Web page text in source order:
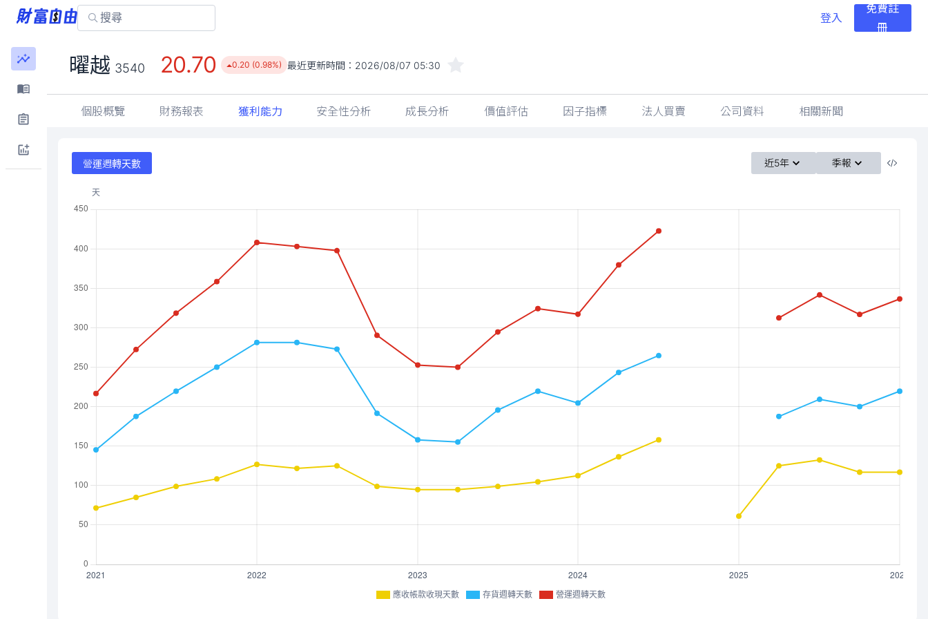
登入
免費註
冊
曜越 3540 20.70 0.20 (0.98%) 最近更新時間： 2026/08/07 05:30
個股概覽 財務報表 獲利能力 安全性分析 成長分析 價值評估 因子指標 法人買賣 公司資料 相關新聞
營運週轉天數 近5年 季報
應收帳款收現天數 存貨週轉天數 營運週轉天數